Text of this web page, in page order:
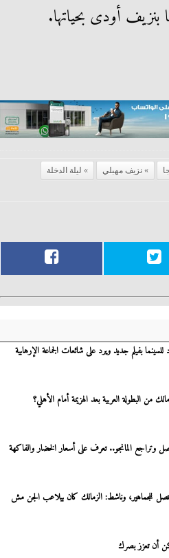
بنزيف أودى بحياتها.
نزيف مهبلي
ليلة الدخلة
بفيلم جديد ويرد على شائعات الجماعة الإرهابية
من البطولة العربية بعد الهزيمة أمام الأهلي؟
وتراجع المانجو.. تعرف على أسعار الخضار والفاكهة
للجماهير، وناشط: الزمالك كان بيلاعب الجن مش
أن تعزز بصرك